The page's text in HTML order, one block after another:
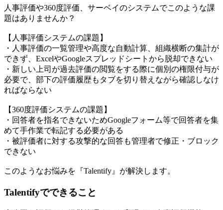
人事評価や360度評価、サーベイのシステムでこのような課
題はありませんか？
【人事評価システムの課題】
・人事評価の一覧管理や高度な自動計算、組織横断の集計が
できず、ExcelやGoogleスプレッドシートから脱却できない
・新しい上司が過去評価の閲覧をする際に個別の権限付与が
必要で、部下の評価履歴もタブを切り替えながら確認しなけ
ればならない
【360度評価システムの課題】
・回答者を指名できないためGoogleフォーム等で回答者を集
めて手作業で転記する必要がある
・被評価者に対する攻撃的な回答も管理者で修正・ブロック
できない
このようなお悩みを『Talentify』が解決します。
Talentifyでできること